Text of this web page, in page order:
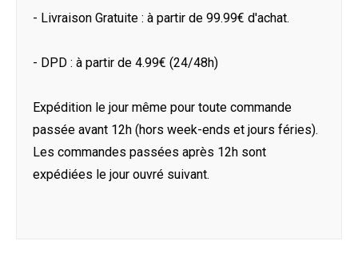
- Livraison Gratuite : à partir de 99.99€ d'achat.
- DPD : à partir de 4.99€ (24/48h)
Expédition le jour même pour toute commande
passée avant 12h (hors week-ends et jours féries).
Les commandes passées après 12h sont
expédiées le jour ouvré suivant.